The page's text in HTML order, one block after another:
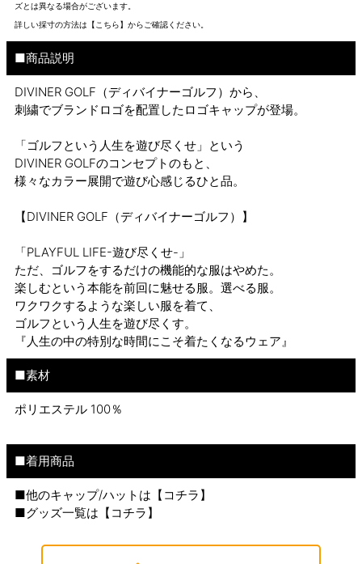
ズとは異なる場合がございます。
詳しい採寸の方法は 【こちら】から ご確認ください。
■商品説明
DIVINER GOLF（ディバイナーゴルフ）から、
刺繍でブランドロゴを配置したロゴキャップが登場。
「ゴルフという人生を遊び尽くせ」という
DIVINER GOLFのコンセプトのもと、
様々なカラー展開で遊び心感じるひと品。
【DIVINER GOLF（ディバイナーゴルフ）】
「PLAYFUL LIFE-遊び尽くせ-」
ただ、ゴルフをするだけの機能的な服はやめた。
楽しむという本能を前回に魅せる服。選べる服。
ワクワクするような楽しい服を着て、
ゴルフという人生を遊び尽くす。
『人生の中の特別な時間にこそ着たくなるウェア』
■素材
ポリエステル 100％
■着用商品
■他のキャップ/ハットは【 コチラ 】
■グッズ一覧は【 コチラ 】